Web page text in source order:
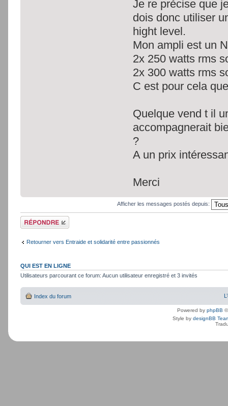
Je re précise que
dois donc utiliser
hight level.
Mon ampli est un
2x 250 watts rms
2x 300 watts rms
C est pour cela
Quelque vend t il
accompagnerait
?
A un prix
Merci
Afficher les messages postés depuis:
Répondre
Retourner vers Entraide et solidarité entre passionnés
QUI EST EN LIGNE
Utilisateurs parcourant ce forum: Aucun utilisateur enregistré et 3 invités
Index du forum
Powered by phpBB
Style by designBB